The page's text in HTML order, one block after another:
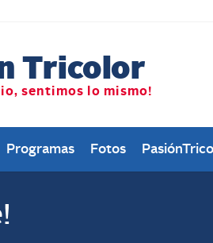
Programas Fotos